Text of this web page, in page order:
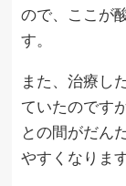
ので、ここが
す。
また、治療し
ていたのです
との間がだん
やすくなります